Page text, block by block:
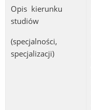
Opis kierunku
studiów
(specjalności,
specjalizacji)